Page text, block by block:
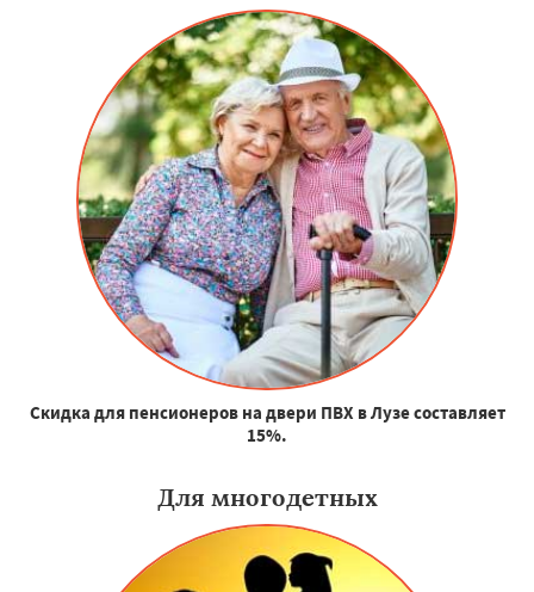
Скидка для пенсионеров на двери ПВХ в Лузе составляет
15%.
Для многодетных